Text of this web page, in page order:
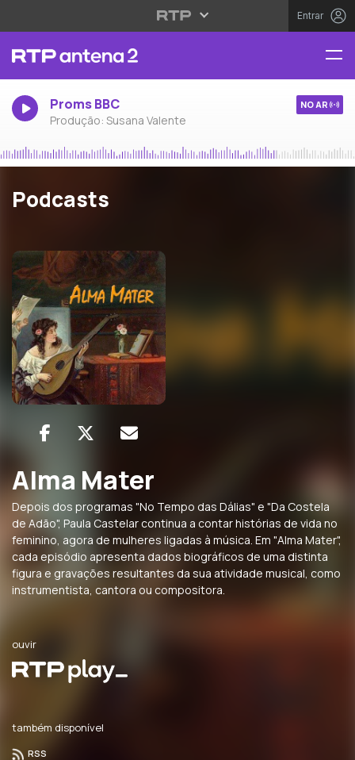
Entrar
Proms BBC
Produção: Susana Valente
NO AR
Podcasts
Alma Mater
Depois dos programas "No Tempo das Dálias" e "Da Costela
de Adão", Paula Castelar continua a contar histórias de vida no
feminino, agora de mulheres ligadas à música. Em "Alma Mater",
cada episódio apresenta dados biográficos de uma distinta
figura e gravações resultantes da sua atividade musical, como
instrumentista, cantora ou compositora.
ouvir
também disponível
RSS